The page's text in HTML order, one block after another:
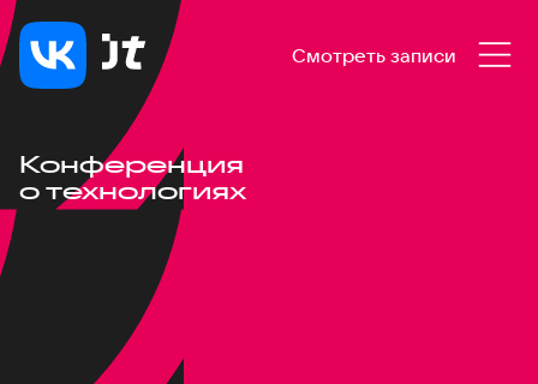
Смотреть записи
Конференция
о технологиях